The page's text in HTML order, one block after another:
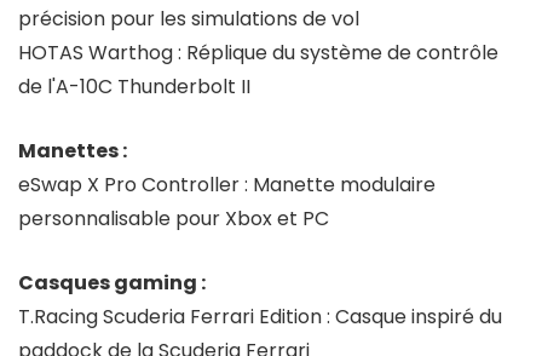
précision pour les simulations de vol
HOTAS Warthog : Réplique du système de contrôle
de l'A-10C Thunderbolt II
Manettes :
eSwap X Pro Controller : Manette modulaire
personnalisable pour Xbox et PC
Casques gaming :
T.Racing Scuderia Ferrari Edition : Casque inspiré du